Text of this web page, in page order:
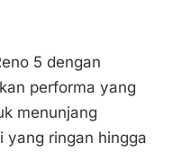
5 dengan
performa yang
menunjang
yang ringan hingga